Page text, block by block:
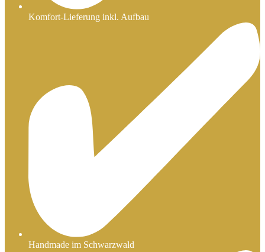
Komfort-Lieferung inkl. Aufbau
Handmade im Schwarzwald